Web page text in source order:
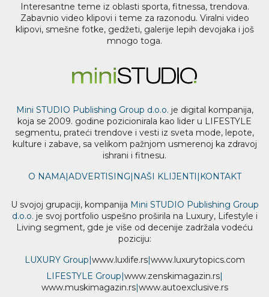
Interesantne teme iz oblasti sporta, fitnessa, trendova.
Zabavnio video klipovi i teme za razonodu. Viralni video
klipovi, smešne fotke, gedžeti, galerije lepih devojaka i još
mnogo toga.
Mini STUDIO Publishing Group d.o.o. je digital kompanija,
koja se 2009. godine pozicionirala kao lider u LIFESTYLE
segmentu, prateći trendove i vesti iz sveta mode, lepote,
kulture i zabave, sa velikom pažnjom usmerenoj ka zdravoj
ishrani i fitnesu.
O NAMA|ADVERTISING| NAŠI KLIJENTI | KONTAKT
U svojoj grupaciji, kompanija Mini STUDIO Publishing Group
d.o.o. je svoj portfolio uspešno proširila na Luxury, Lifestyle i
Living segment, gde je više od decenije zadržala vodeću
poziciju:
LUXURY Group|www.luxlife.rs|www.luxurytopics.com
LIFESTYLE Group|www.zenskimagazin.rs|
www.muskimagazin.rs|www.autoexclusive.rs